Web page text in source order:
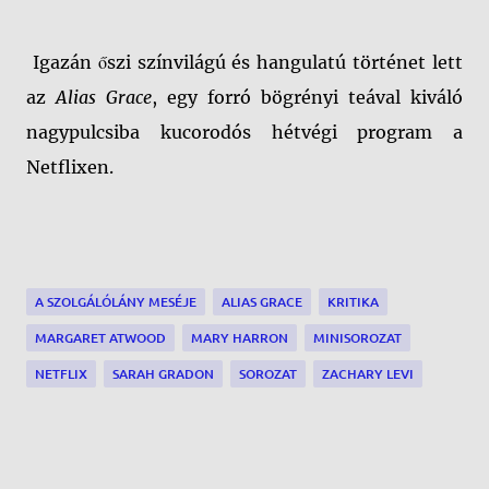
Igazán őszi színvilágú és hangulatú történet lett
azAlias Grace, egy forró bögrényi teával kiváló
nagypulcsiba kucorodós hétvégi program a
Netflixen.
A SZOLGÁLÓLÁNY MESÉJE ALIAS GRACE
KRITIKA
MARGARET ATWOOD
MARY HARRON
MINISOROZAT
NETFLIX
SARAH GRADON SOROZAT ZACHARY LEVI